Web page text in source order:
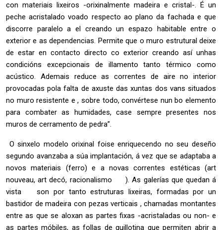
con materiais lixeiros -orixinalmente madeira e cristal-. É un
peche acristalado voado respecto ao plano da fachada e que
discorre paralelo a el creando un espazo habitable entre o
exterior e as dependencias. Permite que o muro estrutural deixe
de estar en contacto directo co exterior creando así unhas
condicións excepcionais de illamento tanto térmico como
acústico. Ademais reduce as correntes de aire no interior
provocadas pola falta de axuste das xuntas dos vans situados
no muro resistente e , sobre todo, convértese nun bo elemento
para combater as humidades, case sempre presentes nos
muros de cerramento de pedra”.
O sinxelo modelo orixinal foise enriquecendo no seu deseño
segundo avanzaba a súa implantación, á vez que se adaptaba a
novos materiais (ferro) e a novas correntes estéticas (art
nouveau, art decó, racionalismo
). As galerías que quedan á
vista
son por tanto estruturas lixeiras, formadas por un
bastidor de madeira con pezas verticais , chamadas montantes
entre as que se aloxan as partes fixas -acristaladas ou non- e
as partes móbiles, as follas de guillotina que permiten abrir a